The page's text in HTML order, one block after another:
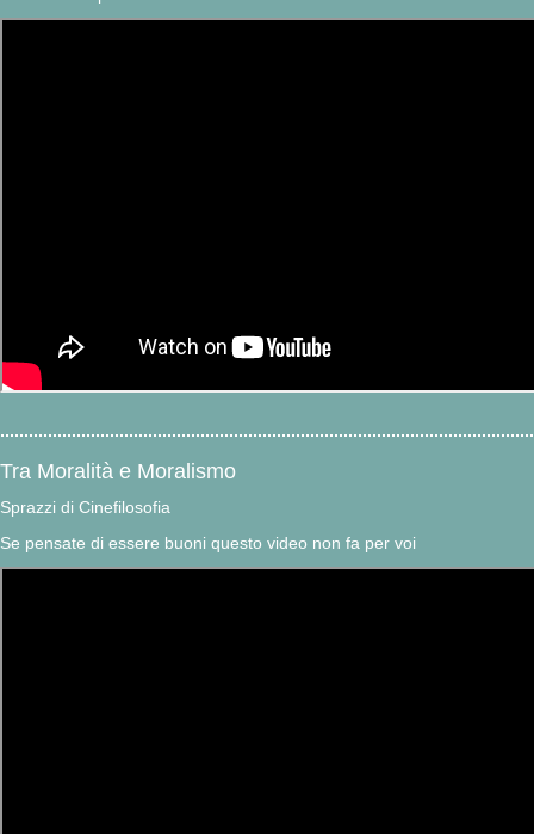
Tra Moralità e Moralismo
Sprazzi di Cinefilosofia
Se pensate di essere buoni questo video non fa per voi